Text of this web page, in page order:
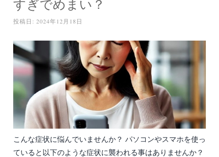
すぎでめまい？
投稿日: 2024年12月18日
こんな症状に悩んでいませんか？ パソコンやスマホを使っ
ていると以下のような症状に襲われる事はありませんか？